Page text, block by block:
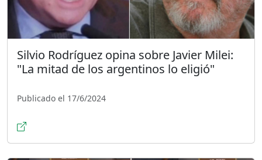
Silvio Rodríguez opina sobre Javier Milei:
"La mitad de los argentinos lo eligió"
Publicado el 17/6/2024